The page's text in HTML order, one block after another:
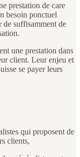
prestation de care
besoin ponctuel
de suffisamment de
une prestation dans
client. Leur enjeu et
se payer leurs
qui proposent de
clients,